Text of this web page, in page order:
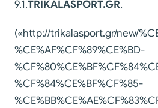
9.1.TRIKALASPORT.GR,
(«http://trikalasport.gr/new/
%CE%AF%CF%89%CE%BD-
%CF%84%CE%BF%CF%85-